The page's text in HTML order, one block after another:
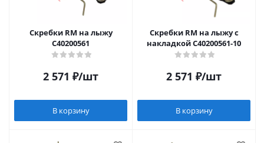
Скребки RM на лыжу
C40200561
2 571 ₽/шт
В корзину
Скребки RM на лыжу с
накладкой C40200561-10
2 571 ₽/шт
В корзину